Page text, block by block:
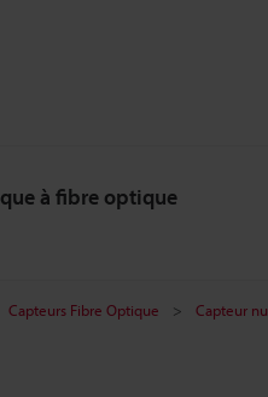
à fibre optique
Capteurs Fibre Optique Capteur